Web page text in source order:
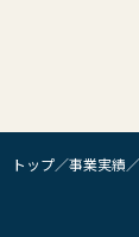
トップ 事業実績